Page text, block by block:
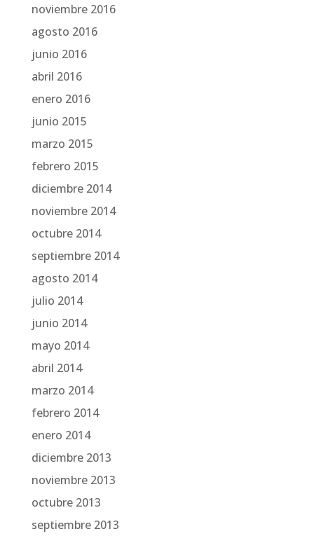
noviembre 2016
agosto 2016
junio 2016
abril 2016
enero 2016
junio 2015
marzo 2015
febrero 2015
diciembre 2014
noviembre 2014
octubre 2014
septiembre 2014
agosto 2014
julio 2014
junio 2014
mayo 2014
abril 2014
marzo 2014
febrero 2014
enero 2014
diciembre 2013
noviembre 2013
octubre 2013
septiembre 2013